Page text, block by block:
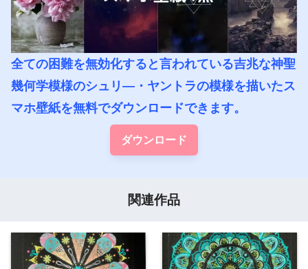
全ての困難を無効化すると言われている吉兆な神聖
幾何学模様のシュリ―・ヤントラの模様を描いたス
マホ壁紙を無料でダウンロードできます。
ダウンロード
関連作品